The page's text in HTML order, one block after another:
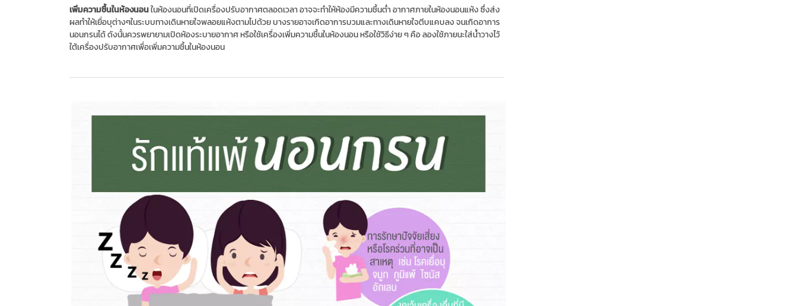
เพิ่มความชื้นในห้องนอนในห้องนอนที่เปิดเครื่องปรับอากาศตลอดเวลา อาจจะทำให้ห้องมีความชื้นต่ำ อากาศภายในห้องนอนแห้ง ซึ่งส่ง
ผลทำให้เยื่อบุต่างๆในระบบทางเดินหายใจพลอยแห้งตามไปด้วย บางรายอาจเกิดอาการบวมและทางเดินหายใจตีบแคบลง จนเกิดอาการ
นอนกรนได้ ดังนั้นควรพยายามเปิดห้องระบายอากาศ หรือใช้เครื่องเพิ่มความชื้นในห้องนอน หรือใช้วิธีง่าย ๆ คือ ลองใช้ภายนะใส่น้ำวางไว้
ใต้เครื่องปรับอากาศเพื่อเพิ่มความชื้นในห้องนอน